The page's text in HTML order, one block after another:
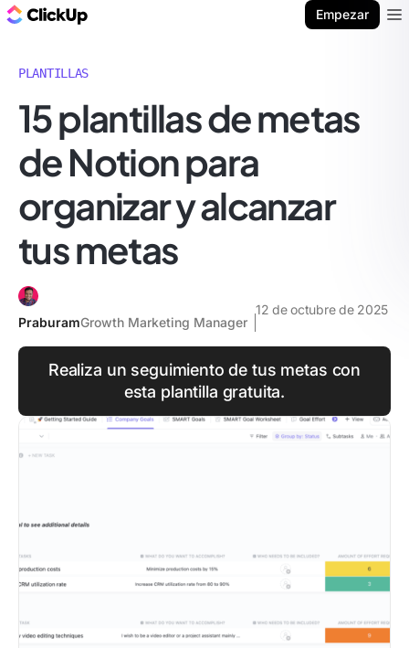
Empezar
PLANTILLAS
15 plantillas de metas
de Notion para
organizar y alcanzar
tus metas
PraburamGrowth Marketing Manager
12 de octubre de 2025
Realiza un seguimiento de tus metas con
esta plantilla gratuita.